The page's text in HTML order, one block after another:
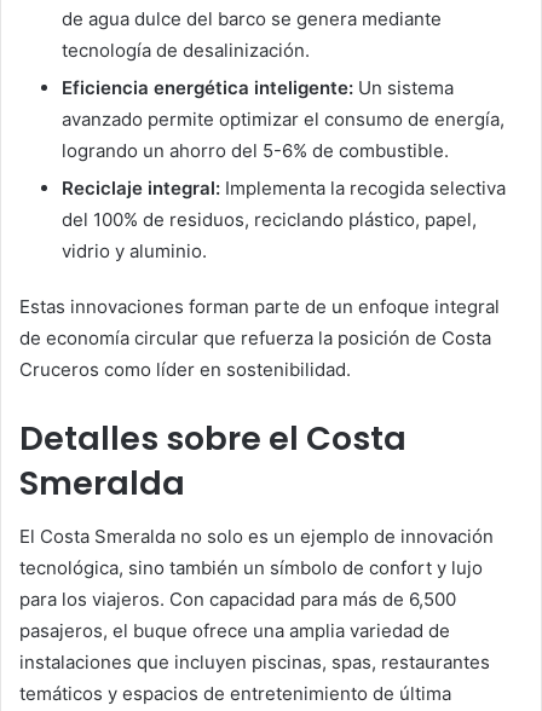
de agua dulce del barco se genera mediante
tecnología de desalinización.
Eficiencia energética inteligente: Un sistema
avanzado permite optimizar el consumo de energía,
logrando un ahorro del 5-6% de combustible.
Reciclaje integral: Implementa la recogida selectiva
del 100% de residuos, reciclando plástico, papel,
vidrio y aluminio.
Estas innovaciones forman parte de un enfoque integral
de economía circular que refuerza la posición de Costa
Cruceros como líder en sostenibilidad.
Detalles sobre el Costa
Smeralda
El Costa Smeralda no solo es un ejemplo de innovación
tecnológica, sino también un símbolo de confort y lujo
para los viajeros. Con capacidad para más de 6,500
pasajeros, el buque ofrece una amplia variedad de
instalaciones que incluyen piscinas, spas, restaurantes
temáticos y espacios de entretenimiento de última